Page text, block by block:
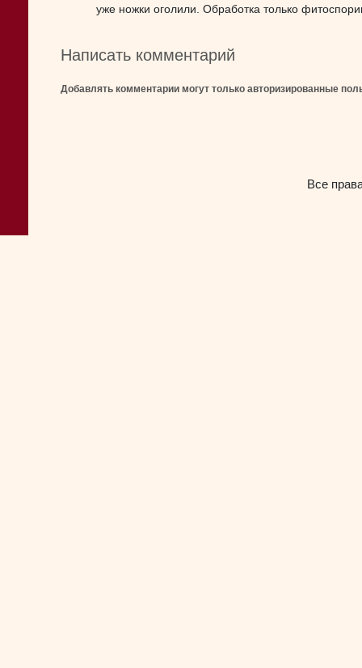
уже ножки оголили. Обработка только
Написать комментарий
Добавлять комментарии могут только авторизированные
Все